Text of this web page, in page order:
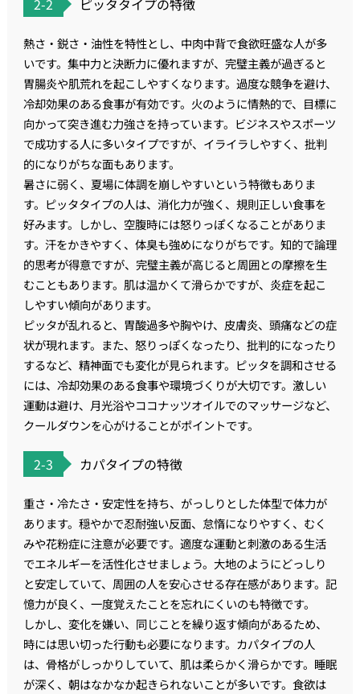
2-2 ピッタタイプの特徴
熱さ・鋭さ・油性を特性とし、中肉中背で食欲旺盛な人が多
いです。集中力と決断力に優れますが、完璧主義が過ぎると
胃腸炎や肌荒れを起こしやすくなります。過度な競争を避け、
冷却効果のある食事が有効です。火のように情熱的で、目標に
向かって突き進む力強さを持っています。ビジネスやスポーツ
で成功する人に多いタイプですが、イライラしやすく、批判
的になりがちな面もあります。
暑さに弱く、夏場に体調を崩しやすいという特徴もありま
す。ピッタタイプの人は、消化力が強く、規則正しい食事を
好みます。しかし、空腹時には怒りっぽくなることがありま
す。汗をかきやすく、体臭も強めになりがちです。知的で論理
的思考が得意ですが、完璧主義が高じると周囲との摩擦を生
むこともあります。肌は温かくて滑らかですが、炎症を起こ
しやすい傾向があります。
ピッタが乱れると、胃酸過多や胸やけ、皮膚炎、頭痛などの症
状が現れます。また、怒りっぽくなったり、批判的になったり
するなど、精神面でも変化が見られます。ピッタを調和させる
には、冷却効果のある食事や環境づくりが大切です。激しい
運動は避け、月光浴やココナッツオイルでのマッサージなど、
クールダウンを心がけることがポイントです。
2-3 カパタイプの特徴
重さ・冷たさ・安定性を持ち、がっしりとした体型で体力が
あります。穏やかで忍耐強い反面、怠惰になりやすく、むく
みや花粉症に注意が必要です。適度な運動と刺激のある生活
でエネルギーを活性化させましょう。大地のようにどっしり
と安定していて、周囲の人を安心させる存在感があります。記
憶力が良く、一度覚えたことを忘れにくいのも特徴です。
しかし、変化を嫌い、同じことを繰り返す傾向があるため、
時には思い切った行動も必要になります。カパタイプの人
は、骨格がしっかりしていて、肌は柔らかく滑らかです。睡眠
が深く、朝はなかなか起きられないことが多いです。食欲は